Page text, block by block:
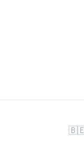
🇧🇪